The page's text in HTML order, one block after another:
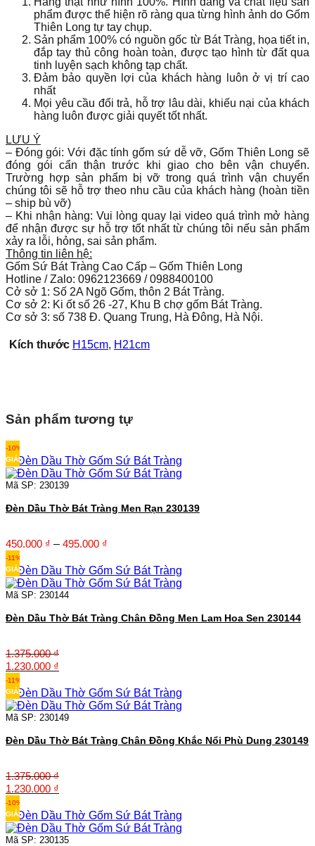
phẩm được thể hiện rõ ràng qua từng hình ảnh do Gốm
Thiên Long tự tay chụp.
Sản phẩm 100% có nguồn gốc từ Bát Tràng, họa tiết in,
đắp tay thủ công hoàn toàn, được tạo hình từ đất qua
tinh luyện sạch không tạp chất.
Đảm bảo quyền lợi của khách hàng luôn ở vị trí cao
nhất
Mọi yêu cầu đổi trả, hỗ trợ lâu dài, khiếu nại của khách
hàng luôn được giải quyết tốt nhất.
LƯU Ý
– Đóng gói: Với đặc tính gốm sứ dễ vỡ, Gốm Thiên Long sẽ
đóng gói cẩn thận trước khi giao cho bên vận chuyển.
Trường hợp sản phẩm bị vỡ trong quá trình vận chuyển
chúng tôi sẽ hỗ trợ theo nhu cầu của khách hàng (hoàn tiền
– ship bù vỡ)
– Khi nhận hàng: Vui lòng quay lại video quá trình mở hàng
để nhận được sự hỗ trợ tốt nhất từ chúng tôi nếu sản phẩm
xảy ra lỗi, hỏng, sai sản phẩm.
Thông tin liên hệ:
Gốm Sứ Bát Tràng Cao Cấp – Gốm Thiên Long
Hotline / Zalo: 0962123669 / 0988400100
Cở sở 1: Số 2A Ngõ Gốm, thôn 2 Bát Tràng.
Cơ sở 2: Ki ốt số 26 -27, Khu B chợ gốm Bát Tràng.
Cơ sở 3: số 738 Đ. Quang Trung, Hà Đông, Hà Nội.
Kích thước H15cm, H21cm
Sản phẩm tương tự
-10%
GIẢM
Mã SP: 230139
Đèn Dầu Thờ Bát Tràng Men Rạn 230139
450.000 ₫ – 495.000 ₫
từ
450.000 ₫
-11%
GIẢM
Mã SP: 230144
Đèn Dầu Thờ Bát Tràng Chân Đồng Men Lam Hoa Sen 230144
1.375.000₫
Giá
gốc
là:
1.375.000 ₫.
1.230.000 ₫
tại
là:
1.230.000 ₫.
-11%
GIẢM
Mã SP: 230149
Đèn Dầu Thờ Bát Tràng Chân Đồng Khắc Nổi Phù Dung 230149
1.375.000₫
Giá
gốc
là:
1.375.000 ₫.
1.230.000 ₫
tại
là:
1.230.000 ₫.
-10%
GIẢM
Mã SP: 230135